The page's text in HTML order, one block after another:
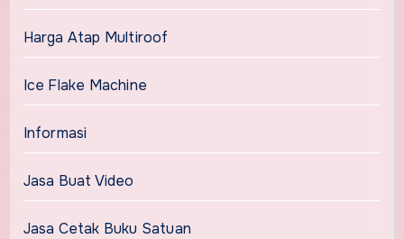
Harga Atap Multiroof
Ice Flake Machine
Informasi
Jasa Buat Video
Jasa Cetak Buku Satuan